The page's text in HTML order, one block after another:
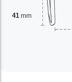
41 mm